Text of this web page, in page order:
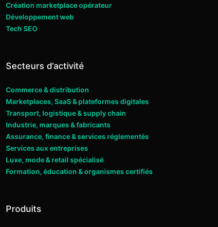
Création marketplace opérateur
Développement web
Tech SEO
Secteurs d’activité
Commerce & distribution
Marketplaces, SaaS & plateformes digitales
Transport, logistique & supply chain
Industrie, marques & fabricants
Assurance, finance & services réglementés
Services aux entreprises
Luxe, mode & retail spécialisé
Formation, éducation & organismes certifiés
Produits